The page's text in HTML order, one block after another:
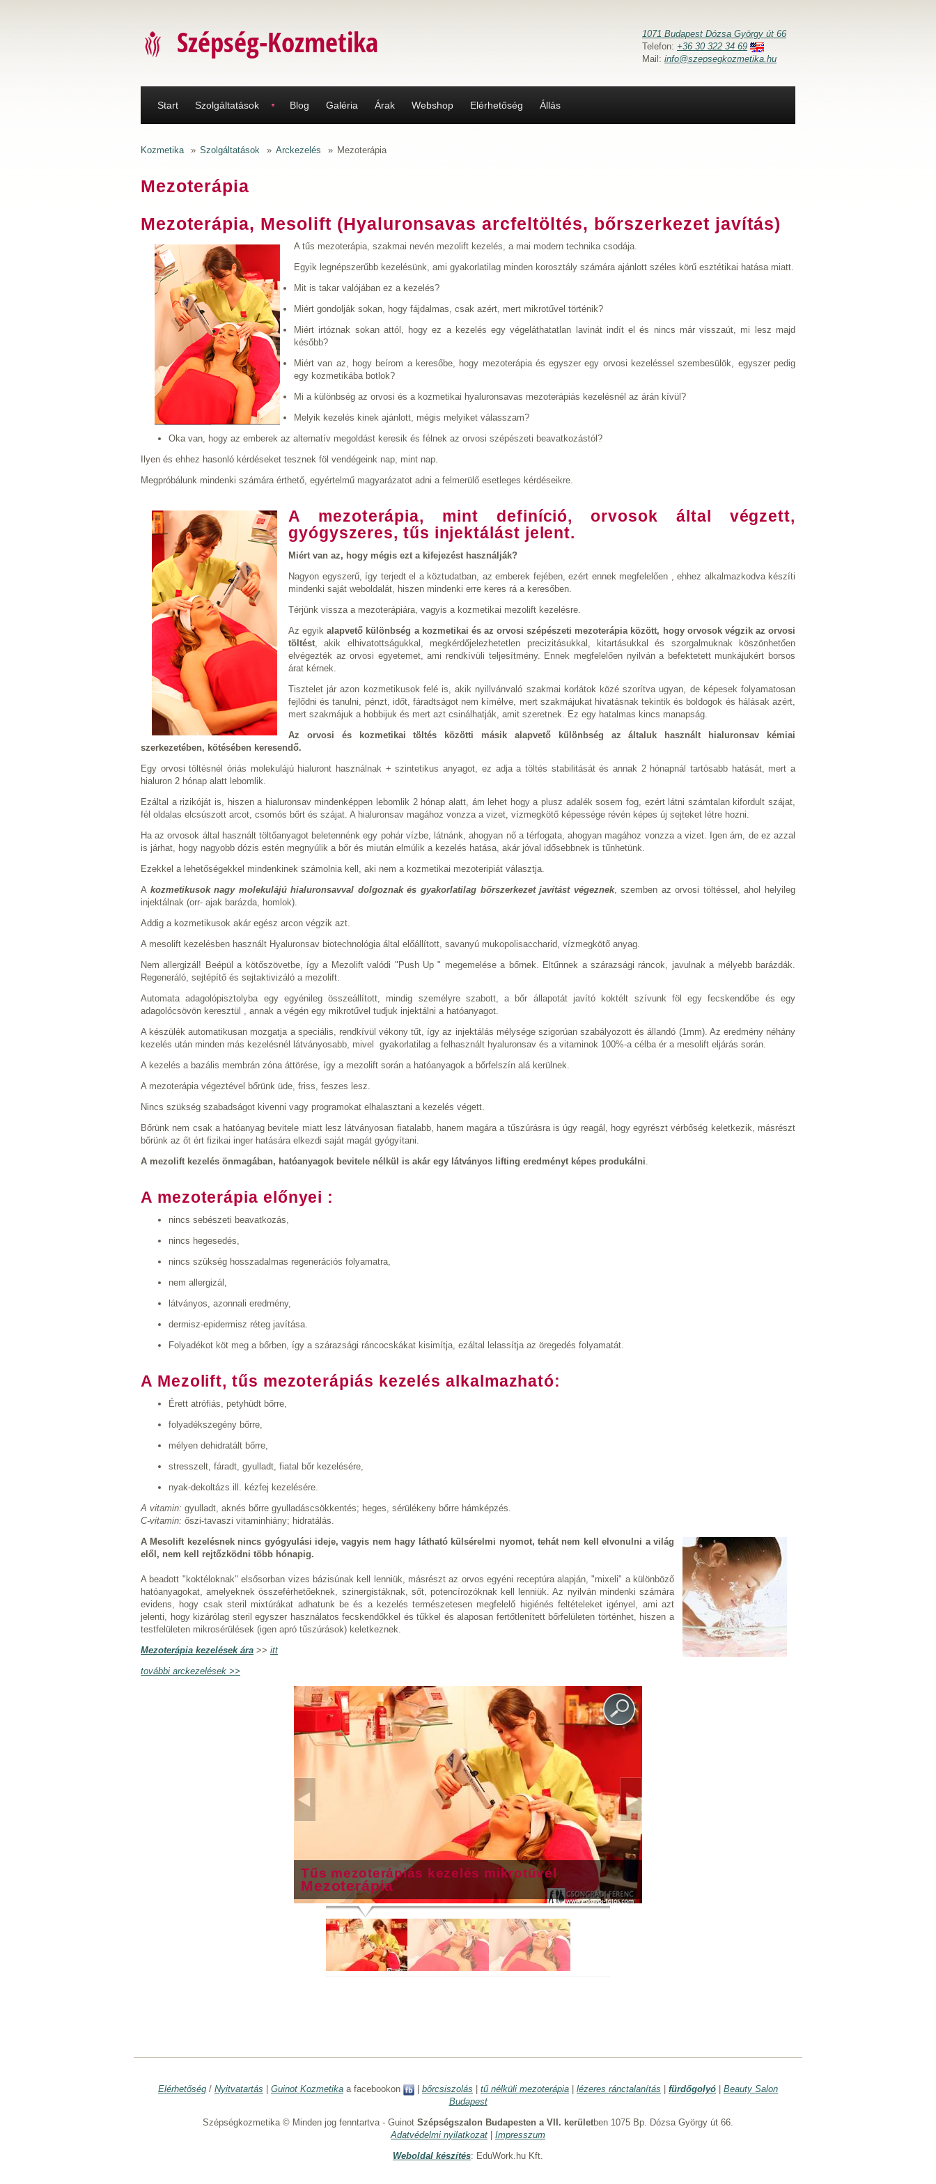
Szépség-Kozmetika
1071 Budapest Dózsa György út 66
Telefon: +36 30 322 34 69
Mail: info@szepsegkozmetika.hu
Start Szolgáltatások Blog Galéria Árak Webshop Elérhetőség Állás
Kozmetika » Szolgáltatások » Arckezelés » Mezoterápia
Mezoterápia
Mezoterápia, Mesolift (Hyaluronsavas arcfeltöltés, bőrszerkezet javítás)
A tűs mezoterápia, szakmai nevén mezolift kezelés, a mai modern technika csodája.
Egyik legnépszerűbb kezelésünk, ami gyakorlatilag minden korosztály számára ajánlott széles körű esztétikai hatása miatt.
Mit is takar valójában ez a kezelés?
Miért gondolják sokan, hogy fájdalmas, csak azért, mert mikrotűvel történik?
Miért irtóznak sokan attól, hogy ez a kezelés egy végeláthatatlan lavinát indít el és nincs már visszaút, mi lesz majd
később?
Miért van az, hogy beírom a keresőbe, hogy mezoterápia és egyszer egy orvosi kezeléssel szembesülök, egyszer pedig
egy kozmetikába botlok?
Mi a különbség az orvosi és a kozmetikai hyaluronsavas mezoterápiás kezelésnél az árán kívül?
Melyik kezelés kinek ajánlott, mégis melyiket válasszam?
Oka van, hogy az emberek az alternatív megoldást keresik és félnek az orvosi szépészeti beavatkozástól?
Ilyen és ehhez hasonló kérdéseket tesznek föl vendégeink nap, mint nap.
Megpróbálunk mindenki számára érthető, egyértelmű magyarázatot adni a felmerülő esetleges kérdéseikre.
A mezoterápia, mint definíció, orvosok által végzett,
gyógyszeres, tűs injektálást jelent.
Miért van az, hogy mégis ezt a kifejezést használják?
Nagyon egyszerű, így terjedt el a köztudatban, az emberek fejében, ezért ennek megfelelően , ehhez alkalmazkodva készíti
mindenki saját weboldalát, hiszen mindenki erre keres rá a keresőben.
Térjünk vissza a mezoterápiára, vagyis a kozmetikai mezolift kezelésre.
Az egyikalapvető különbség a kozmetikai és az orvosi szépészeti mezoterápia között, hogy orvosok végzik az orvosi
töltést, akik elhivatottságukkal, megkérdőjelezhetetlen precizitásukkal, kitartásukkal és szorgalmuknak köszönhetően
elvégezték az orvosi egyetemet, ami rendkívüli teljesítmény. Ennek megfelelően nyilván a befektetett munkájukért borsos
árat kérnek.
Tisztelet jár azon kozmetikusok felé is, akik nyillvánvaló szakmai korlátok közé szorítva ugyan, de képesek folyamatosan
fejlődni és tanulni, pénzt, időt, fáradtságot nem kímélve, mert szakmájukat hivatásnak tekintik és boldogok és hálásak azért,
mert szakmájuk a hobbijuk és mert azt csinálhatják, amit szeretnek. Ez egy hatalmas kincs manapság.
Az orvosi és kozmetikai töltés közötti másik alapvető különbség az általuk használt hialuronsav kémiai
szerkezetében, kötésében keresendő.
Egy orvosi töltésnél óriás molekulájú hialuront használnak + szintetikus anyagot, ez adja a töltés stabilitását és annak 2 hónapnál tartósabb hatását, mert a
hialuron 2 hónap alatt lebomlik.
Ezáltal a rizikóját is, hiszen a hialuronsav mindenképpen lebomlik 2 hónap alatt, ám lehet hogy a plusz adalék sosem fog, ezért látni számtalan kifordult szájat,
fél oldalas elcsúszott arcot, csomós bőrt és szájat. A hialuronsav magához vonzza a vizet, vízmegkötő képessége révén képes új sejteket létre hozni.
Ha az orvosok által használt töltőanyagot beletennénk egy pohár vízbe, látnánk, ahogyan nő a térfogata, ahogyan magához vonzza a vizet. Igen ám, de ez azzal
is járhat, hogy nagyobb dózis estén megnyúlik a bőr és miután elmúlik a kezelés hatása, akár jóval idősebbnek is tűnhetünk.
Ezekkel a lehetőségekkel mindenkinek számolnia kell, aki nem a kozmetikai mezoteripiát választja.
A kozmetikusok nagy molekulájú hialuronsavval dolgoznak és gyakorlatilag bőrszerkezet javítást végeznek, szemben az orvosi töltéssel, ahol helyileg
injektálnak (orr- ajak barázda, homlok).
Addig a kozmetikusok akár egész arcon végzik azt.
A mesolift kezelésben használt Hyaluronsav biotechnológia által előállított, savanyú mukopolisaccharid, vízmegkötő anyag.
Nem allergizál! Beépül a kötőszövetbe, így a Mezolift valódi "Push Up " megemelése a bőrnek. Eltűnnek a szárazsági ráncok, javulnak a mélyebb barázdák.
Regeneráló, sejtépítő és sejtaktivizáló a mezolift.
Automata adagolópisztolyba egy egyénileg összeállított, mindig személyre szabott, a bőr állapotát javító koktélt szívunk föl egy fecskendőbe és egy
adagolócsövön keresztül , annak a végén egy mikrotűvel tudjuk injektálni a hatóanyagot.
A készülék automatikusan mozgatja a speciális, rendkívül vékony tűt, így az injektálás mélysége szigorúan szabályozott és állandó (1mm). Az eredmény néhány
kezelés után minden más kezelésnél látványosabb, mivel gyakorlatilag a felhasznált hyaluronsav és a vitaminok 100%-a célba ér a mesolift eljárás során.
A kezelés a bazális membrán zóna áttörése, így a mezolift során a hatóanyagok a bőrfelszín alá kerülnek.
A mezoterápia végeztével bőrünk üde, friss, feszes lesz.
Nincs szükség szabadságot kivenni vagy programokat elhalasztani a kezelés végett.
Bőrünk nem csak a hatóanyag bevitele miatt lesz látványosan fiatalabb, hanem magára a tűszúrásra is úgy reagál, hogy egyrészt vérbőség keletkezik, másrészt
bőrünk az őt ért fizikai inger hatására elkezdi saját magát gyógyítani.
A mezolift kezelés önmagában, hatóanyagok bevitele nélkül is akár egy látványos lifting eredményt képes produkálni.
A mezoterápia előnyei :
nincs sebészeti beavatkozás,
nincs hegesedés,
nincs szükség hosszadalmas regenerációs folyamatra,
nem allergizál,
látványos, azonnali eredmény,
dermisz-epidermisz réteg javítása.
Folyadékot köt meg a bőrben, így a szárazsági ráncocskákat kisimítja, ezáltal lelassítja az öregedés folyamatát.
A Mezolift,tűs mezoterápiás kezelés alkalmazható:
Érett atrófiás, petyhüdt bőrre,
folyadékszegény bőrre,
mélyen dehidratált bőrre,
stresszelt, fáradt, gyulladt, fiatal bőr kezelésére,
nyak-dekoltázs ill. kézfej kezelésére.
A vitamin: gyulladt, aknés bőrre gyulladáscsökkentés; heges, sérülékeny bőrre hámképzés.
C-vitamin: őszi-tavaszi vitaminhiány; hidratálás.
A Mesolift kezelésnek nincs gyógyulási ideje, vagyis nem hagy látható külsérelmi nyomot, tehát nem kell elvonulni a világ
elől, nem kell rejtőzködni több hónapig.
A beadott "koktéloknak" elsősorban vizes bázisúnak kell lenniük, másrészt az orvos egyéni receptúra alapján, "mixeli" a különböző
hatóanyagokat, amelyeknek összeférhetőeknek, szinergistáknak, sőt, potencírozóknak kell lenniük. Az nyilván mindenki számára
evidens, hogy csak steril mixtúrákat adhatunk be és a kezelés természetesen megfelelő higiénés feltételeket igényel, ami azt
jelenti, hogy kizárólag steril egyszer használatos fecskendőkkel és tűkkel és alaposan fertőtlenített bőrfelületen történhet, hiszen a
testfelületen mikrosérülések (igen apró tűszúrások) keletkeznek.
Mezoterápia kezelések ára >> itt
további arckezelések >>
Tűs mezoterápiás kezelés mikrotűvel
Mezoterápia
Elérhetőség / Nyitvatartás Guinot Kozmetika a facebookon bőrcsiszolás tű nélküli mezoterápia lézeres ránctalanítás fürdőgolyó
Beauty Salon
Budapest
Szépségkozmetika © Minden jog fenntartva - Guinot Szépségszalon Budapesten a VII. kerületben 1075 Bp. Dózsa György út 66.
Adatvédelmi nyilatkozat
Impresszum
Weboldal készítés: EduWork.hu Kft.